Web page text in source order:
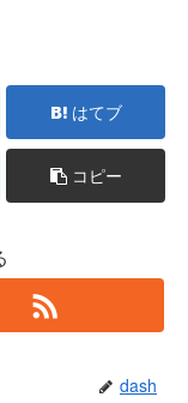
はてブ
コピー
dash